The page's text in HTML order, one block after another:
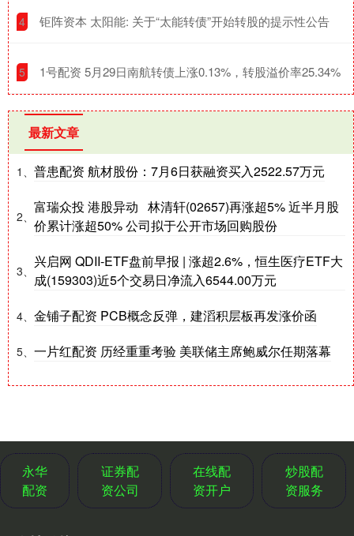
4 ​钜阵资本 太阳能: 关于“太能转债”开始转股的提示性公告
5 ​1号配资 5月29日南航转债上涨0.13%，转股溢价率25.34%
最新文章
1、 普患配资 航材股份：7月6日获融资买入2522.57万元
2、
富瑞众投 港股异动 林清轩(02657)再涨超5% 近半月股
价累计涨超50% 公司拟于公开市场回购股份
3、
兴启网 QDII-ETF盘前早报 | 涨超2.6%，恒生医疗ETF大
成(159303)近5个交易日净流入6544.00万元
4、 金铺子配资 PCB概念反弹，建滔积层板再发涨价函
5、 一片红配资 历经重重考验 美联储主席鲍威尔任期落幕
永华
配资
证券配
资公司
在线配
资开户
炒股配
资服务